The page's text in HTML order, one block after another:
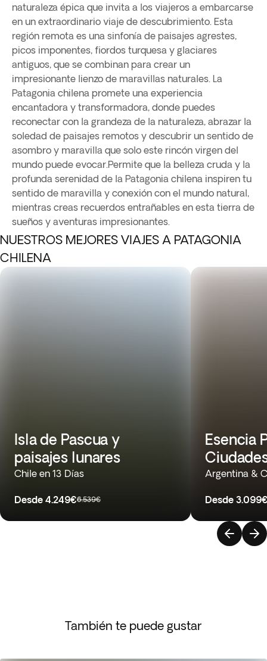
naturaleza épica que invita a los viajeros a embarcarse
en un extraordinario viaje de descubrimiento. Esta
región remota es una sinfonía de paisajes agrestes,
picos imponentes, fiordos turquesa y glaciares
antiguos, que se combinan para crear un
impresionante lienzo de maravillas naturales. La
Patagonia chilena promete una experiencia
encantadora y transformadora, donde puedes
reconectar con la grandeza de la naturaleza, abrazar la
soledad de paisajes remotos y descubrir un sentido de
asombro y maravilla que solo este rincón virgen del
mundo puede evocar.Permite que la belleza cruda y la
profunda serenidad de la Patagonia chilena inspiren tu
sentido de maravilla y conexión con el mundo natural,
mientras creas recuerdos entrañables en esta tierra de
sueños y aventuras impresionantes.
NUESTROS MEJORES VIAJES A PATAGONIA
CHILENA
Isla de Pascua y
paisajes lunares
Chile en 13 Días
Desde 4.249€6.539€
Esencia
Argentina &
Desde
También te puede gustar